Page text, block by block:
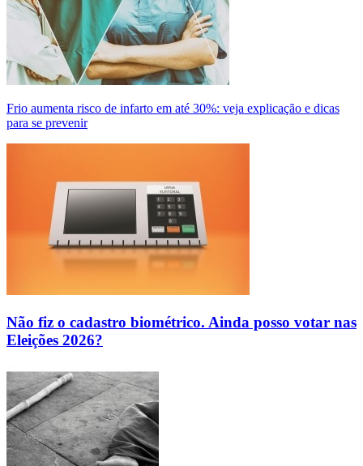
Frio aumenta risco de infarto em até 30%: veja explicação e dicas
para se prevenir
Não fiz o cadastro biométrico. Ainda posso votar nas
Eleições 2026?